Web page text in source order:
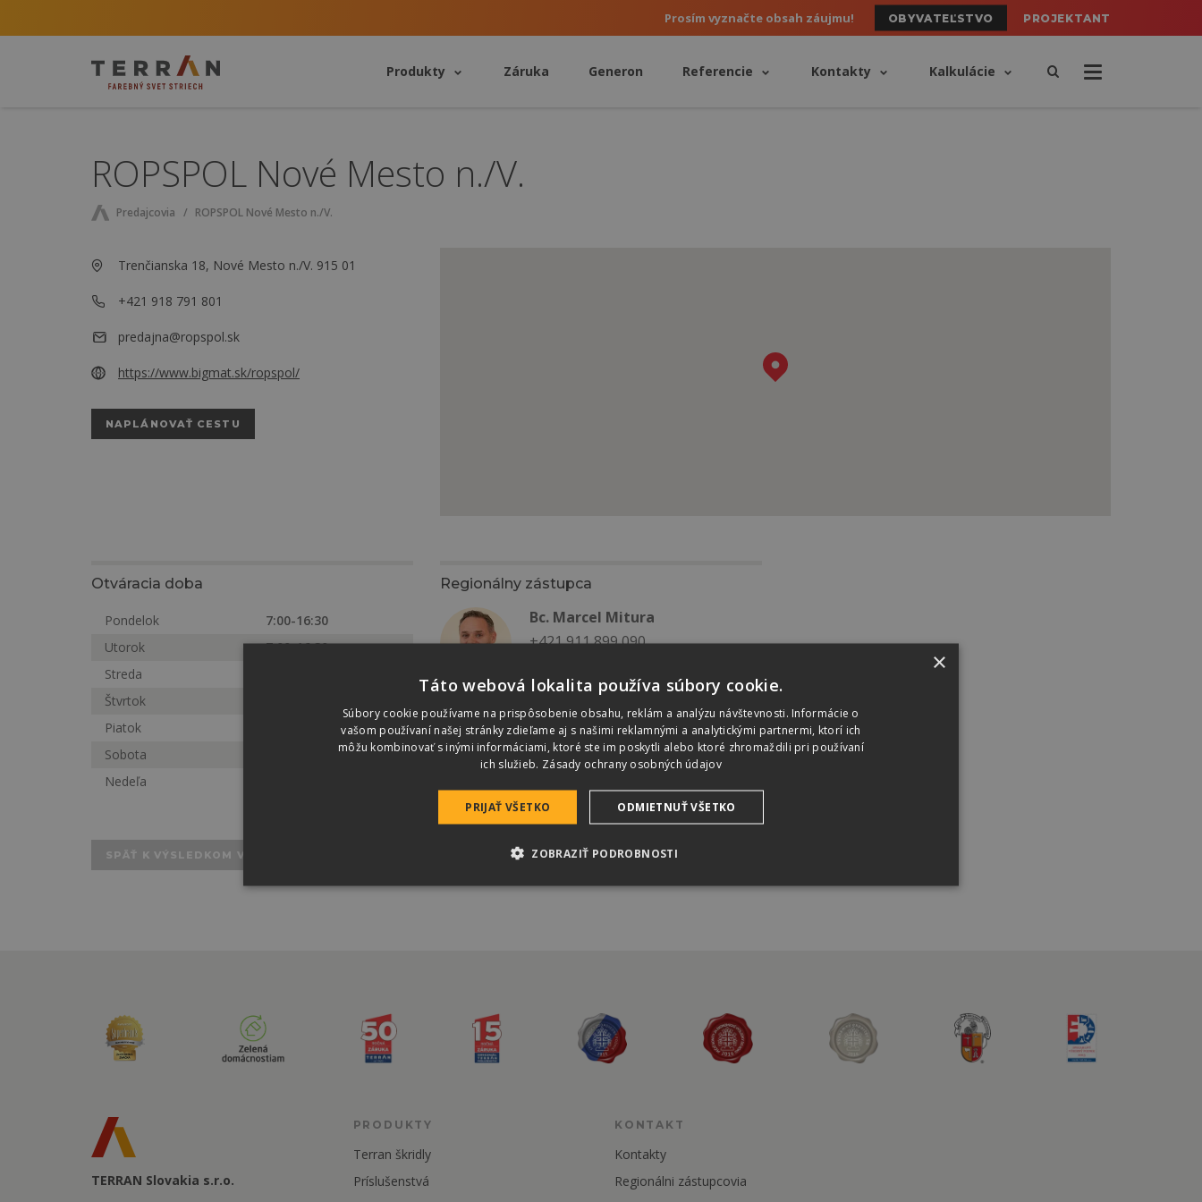
Prosím vyznačte obsah záujmu! OBYVATEĽSTVO PROJEKTANT
Produkty Záruka Generon Referencie Kontakty Kalkulácie
ROPSPOL Nové Mesto n./V.
Predajcovia ROPSPOL Nové Mesto n./V.
Trenčianska 18, Nové Mesto n./V. 915 01
+421 918 791 801
predajna@ropspol.sk
https://www.bigmat.sk/ropspol/
NAPLÁNOVAŤ CESTU
Otváracia doba
Pondelok
7:00-16:30
Utorok
7:00-16:30
Streda
Štvrtok
Piatok
Sobota
Nedeľa
Regionálny zástupca
Bc. Marcel Mitura
+421 911 899 090
SPÄŤ K VÝSLEDKOM VYHĽADÁVANIA
TERRAN Slovakia s.r.o.
PRODUKTY
Terran škridly
Príslušenstvá
KONTAKT
Kontakty
Regionálni zástupcovia
×
Táto webová lokalita používa súbory cookie.
Súbory cookie používame na prispôsobenie obsahu, reklám a analýzu návštevnosti. Informácie o
vašom používaní našej stránky zdieľame aj s našimi reklamnými a analytickými partnermi, ktorí ich
môžu kombinovať s inými informáciami, ktoré ste im poskytli alebo ktoré zhromaždili pri používaní
ich služieb. Zásady ochrany osobných údajov
PRIJAŤ VŠETKO ODMIETNUŤ VŠETKO
ZOBRAZIŤ PODROBNOSTI